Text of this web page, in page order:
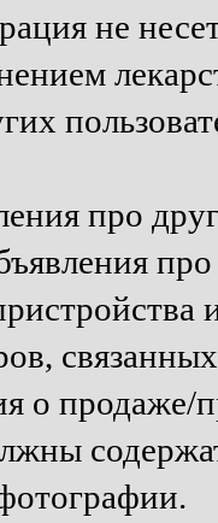
не несет
про
о продаже/